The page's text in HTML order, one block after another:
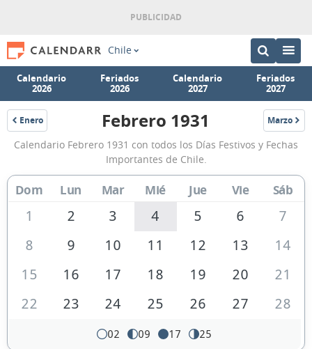
Chile
Calendario
2026
Feriados
2026
Calendario
2027
Feriados
2027
Enero
1931
Calendario
Febrero
1931
de
Chile
Febrero 1931 Marzo
1931
Calendario Febrero 1931 con todos los Días Festivos y Fechas
Importantes de Chile.
Dom Lun Mar Mié Jue Vie Sáb
1 2 3 4 5 6
7
8
9 10 11 12 13
14
15
16 17 18 19 20
21
22
23 24 25 26 27 28
02 09 17 25